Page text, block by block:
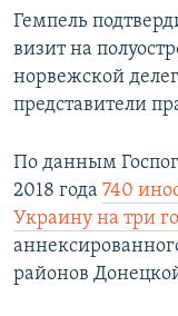
Гемпель
визит на
норвежской
представители
По данным
2018 года 740
Украину на три
районов